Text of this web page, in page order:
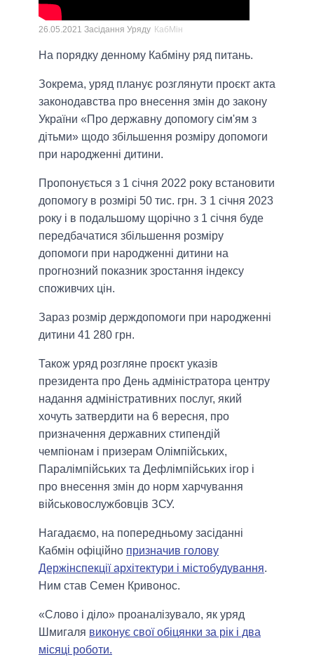
26.05.2021 Засідання Уряду КабМін
На порядку денному Кабміну ряд питань.
Зокрема, уряд планує розглянути проєкт акта
законодавства про внесення змін до закону
України «Про державну допомогу сім'ям з
дітьми» щодо збільшення розміру допомоги
при народженні дитини.
Пропонується з 1 січня 2022 року встановити
допомогу в розмірі 50 тис. грн. З 1 січня 2023
року і в подальшому щорічно з 1 січня буде
передбачатися збільшення розміру
допомоги при народженні дитини на
прогнозний показник зростання індексу
споживчих цін.
Зараз розмір держдопомоги при народженні
дитини 41 280 грн.
Також уряд розгляне проєкт указів
президента про День адміністратора центру
надання адміністративних послуг, який
хочуть затвердити на 6 вересня, про
призначення державних стипендій
чемпіонам і призерам Олімпійських,
Паралімпійських та Дефлімпійських ігор і
про внесення змін до норм харчування
військовослужбовців ЗСУ.
Нагадаємо, на попередньому засіданні
Кабмін офіційно призначив голову
Держінспекції архітектури і містобудування.
Ним став Семен Кривонос.
«Слово і діло» проаналізувало, як уряд
Шмигаля виконує свої обіцянки за рік і два
місяці роботи.